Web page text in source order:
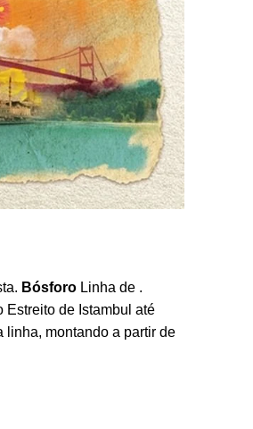
Bósforo Linha de .
Estreito de Istambul até
linha, montando a partir de